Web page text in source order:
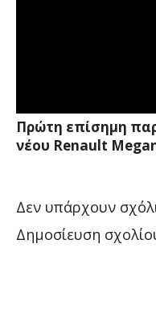
Πρώτη επίσημη
νέου Renault
Δεν υπάρχουν
Δημοσίευση